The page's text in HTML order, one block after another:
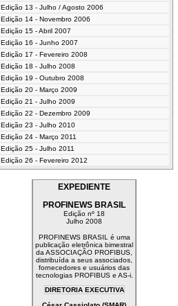
Edição 13 - Julho / Agosto 2006
Edição 14 - Novembro 2006
Edição 15 - Abril 2007
Edição 16 - Junho 2007
Edição 17 - Fevereiro 2008
Edição 18 - Julho 2008
Edição 19 - Outubro 2008
Edição 20 - Março 2009
Edição 21 - Julho 2009
Edição 22 - Dezembro 2009
Edição 23 - Julho 2010
Edição 24 - Março 2011
Edição 25 - Julho 2011
Edição 26 - Fevereiro 2012
EXPEDIENTE
PROFINEWS BRASIL
Edição nº 18
Julho 2008
PROFINEWS BRASIL é uma
publicação eletrônica bimestral
da ASSOCIAÇÃO PROFIBUS,
distribuída a seus associados,
fornecedores e usuários das
tecnologias PROFIBUS e AS-i.
DIRETORIA EXECUTIVA